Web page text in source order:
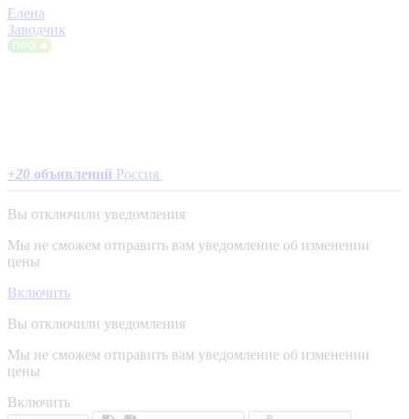
Елена
Заводчик
+20 объявлений Россия
Вы отключили уведомления
Мы не сможем отправить вам уведомление об изменении
цены
Включить
Вы отключили уведомления
Мы не сможем отправить вам уведомление об изменении
цены
Включить